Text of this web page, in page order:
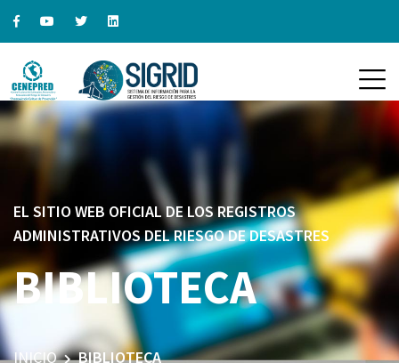
EL SITIO WEB OFICIAL DE LOS REGISTROS
ADMINISTRATIVOS DEL RIESGO DE DESASTRES
BIBLIOTECA
INICIO BIBLIOTECA